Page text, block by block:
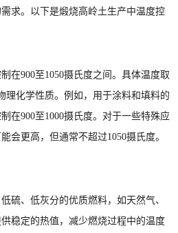
求。以下是煅烧高岭土生产中温度控
900至1050摄氏度之间。具体温度取
理化学性质。例如，用于涂料和填料的
在900至1000摄氏度。对于一些特殊应
会更高，但通常不超过1050摄氏度。
硫、低灰分的优质燃料，如天然气、
稳定的热值，减少燃烧过程中的温度